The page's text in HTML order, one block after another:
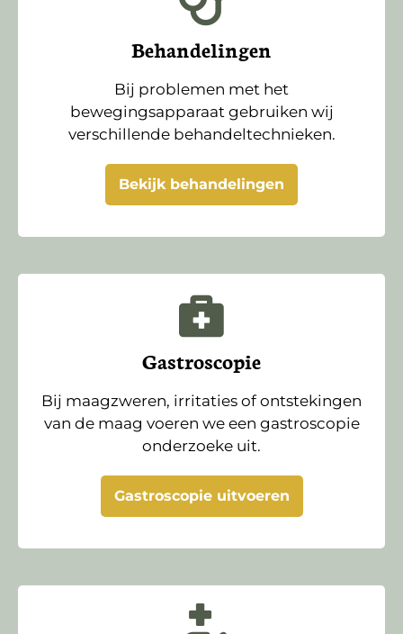
Behandelingen
Bij problemen met het
bewegingsapparaat gebruiken wij
verschillende behandeltechnieken.
Bekijk behandelingen
Gastroscopie
Bij maagzweren, irritaties of ontstekingen
van de maag voeren we een gastroscopie
onderzoeke uit.
Gastroscopie uitvoeren